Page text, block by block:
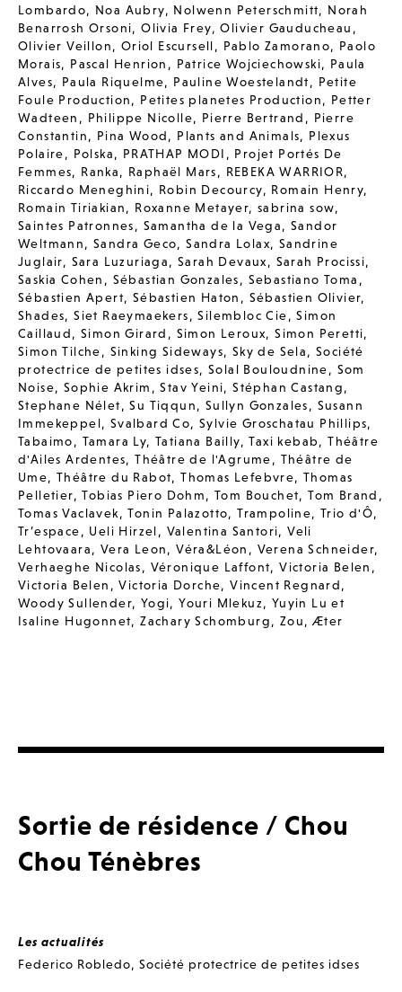
Lombardo,Noa Aubry,Nolwenn Peterschmitt,Norah
Benarrosh Orsoni,Olivia Frey,Olivier Gauducheau ,
Olivier Veillon, Oriol Escursell, Pablo Zamorano, Paolo
Morais, Pascal Henrion , Patrice Wojciechowski, Paula
Alves, Paula Riquelme, Pauline Woestelandt, Petite
Foule Production, Petites planetes Production, Petter
Wadteen , Philippe Nicolle, Pierre Bertrand , Pierre
Constantin, Pina Wood, Plants and Animals, Plexus
Polaire, Polska, PRATHAP MODI , Projet Portés De
Femmes, Ranka, Raphaël Mars, REBEKA WARRIOR,
Riccardo Meneghini, Robin Decourcy, Romain Henry,
Romain Tiriakian, Roxanne Metayer,sabrina sow,
Saintes Patronnes, Samantha de la Vega,Sandor
Weltmann,Sandra Geco,Sandra Lolax, Sandrine
Juglair, Sara Luzuriaga,Sarah Devaux, Sarah Procissi,
Saskia Cohen , Sébastian Gonzales, Sebastiano Toma ,
Sébastien Apert, Sébastien Haton , Sébastien Olivier,
Shades,Siet Raeymaekers,Silembloc Cie,Simon
Caillaud,Simon Girard , Simon Leroux,Simon Peretti,
Simon Tilche, Sinking Sideways, Sky de Sela,Société
protectrice de petites idses,Solal Bouloudnine, Som
Noise, Sophie Akrim ,Stav Yeini,Stéphan Castang,
Stephane Nélet,Su Tiqqun, Sullyn Gonzales, Susann
Immekeppel, Svalbard Co,Sylvie Groschatau Phillips,
Tabaimo, Tamara Ly,Tatiana Bailly,Taxi kebab,Théâtre
d'Ailes Ardentes,Théâtre de l'Agrume, Théâtre de
Ume,Théâtre du Rabot,Thomas Lefebvre,Thomas
Pelletier,Tobias Piero Dohm,Tom Bouchet,Tom Brand ,
Tomas Vaclavek,Tonin Palazotto,Trampoline,Trio d'Ô,
Tr’espace, Ueli Hirzel, Valentina Santori,Veli
Lehtovaara, Vera Leon,Véra&Léon , Verena Schneider,
Verhaeghe Nicolas, Véronique Laffont,Victoria Belen ,
Victoria Belen ,Victoria Dorche,Vincent Regnard,
Woody Sullender, Yogi,Youri Mlekuz, Yuyin Lu et
Isaline Hugonnet,Zachary Schomburg, Zou, Æter
Sortie de résidence / Chou
Chou Ténèbres
Les actualités
Federico Robledo, Société protectrice de petites idses